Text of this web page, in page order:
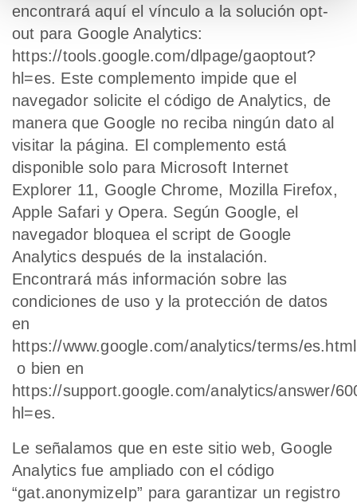
encontrará aquí el vínculo a la solución opt-
out para Google Analytics:
https://tools.google.com/dlpage/gaoptout?
hl=es. Este complemento impide que el
navegador solicite el código de Analytics, de
manera que Google no reciba ningún dato al
visitar la página. El complemento está
disponible solo para Microsoft Internet
Explorer 11, Google Chrome, Mozilla Firefox,
Apple Safari y Opera. Según Google, el
navegador bloquea el script de Google
Analytics después de la instalación.
Encontrará más información sobre las
condiciones de uso y la protección de datos
en
https://www.google.com/analytics/terms/es.html
o bien en
https://support.google.com/analytics/answer/
hl=es.
Le señalamos que en este sitio web, Google
Analytics fue ampliado con el código
“gat.anonymizeIp” para garantizar un registro